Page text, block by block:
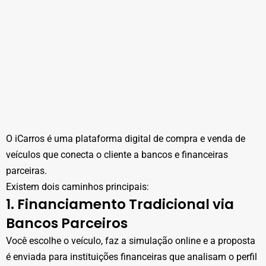
O iCarros é uma plataforma digital de compra e venda de
veículos que conecta o cliente a bancos e financeiras
parceiras.
Existem dois caminhos principais:
1. Financiamento Tradicional via
Bancos Parceiros
Você escolhe o veículo, faz a simulação online e a proposta
é enviada para instituições financeiras que analisam o perfil